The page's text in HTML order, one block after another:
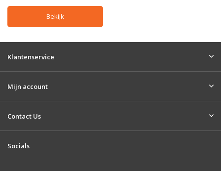
Bekijk
Klantenservice
Mijn account
Contact Us
Socials